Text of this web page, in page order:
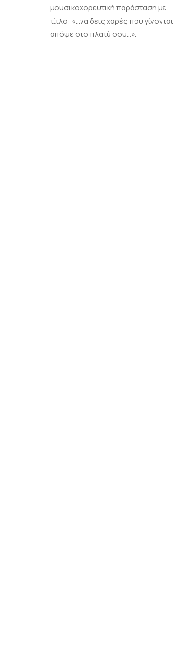
μουσικοχορευτική παράσταση με
τίτλο: «…να δεις χαρές που γίνονται
απόψε στο πλατύ σου…».